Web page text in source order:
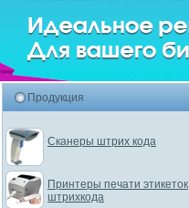
Продукция
Сканеры штрих кода
Принтеры печати этикеток
штрихкода